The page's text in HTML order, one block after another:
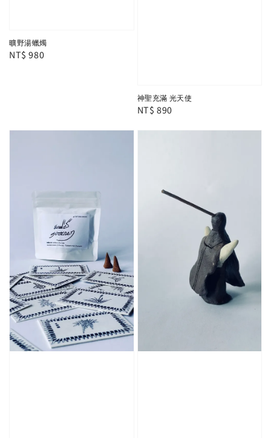
曠野湯蠟燭
Regular
NT$ 980
神聖充滿 光天使
Regular
NT$ 890